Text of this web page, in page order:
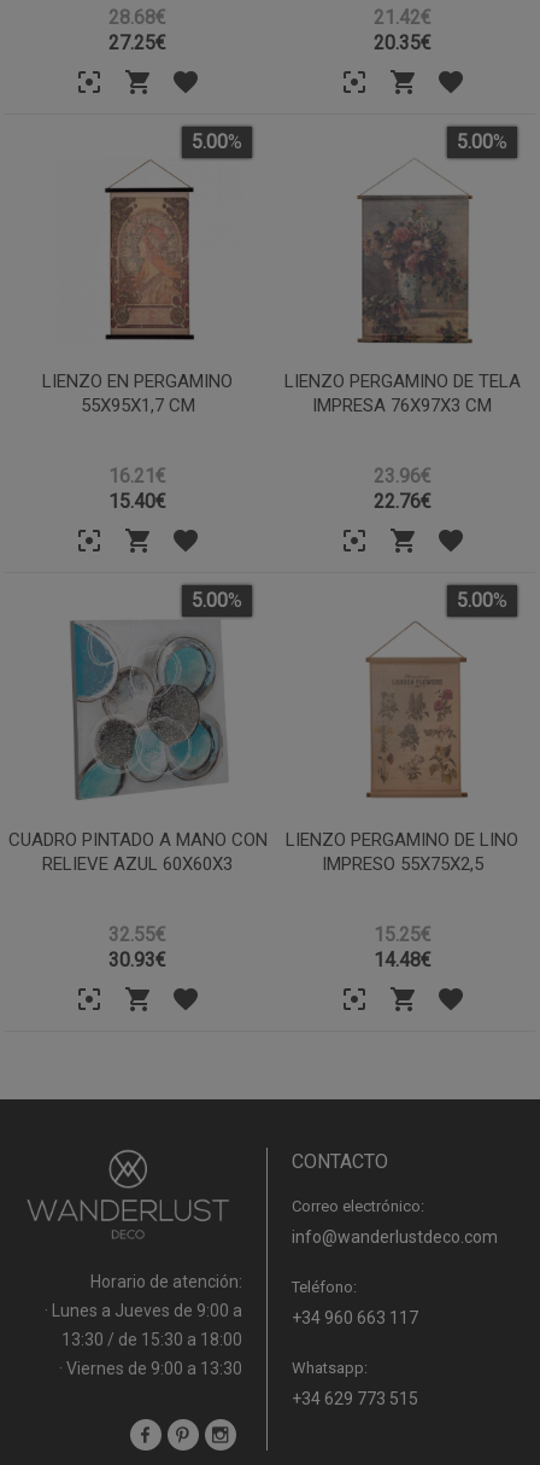
28.68€
27.25€
21.42€
20.35€
LIENZO EN PERGAMINO
55X95X1,7 CM
16.21€
5.00%
15.40€
LIENZO PERGAMINO DE TELA
IMPRESA 76X97X3 CM
23.96€
5.00%
22.76€
CUADRO PINTADO A MANO CON
RELIEVE AZUL 60X60X3
32.55€
5.00%
30.93€
LIENZO PERGAMINO DE LINO
IMPRESO 55X75X2,5
15.25€
5.00%
14.48€
Horario de atención:
· Lunes a Jueves de 9:00 a
13:30 / de 15:30 a 18:00
· Viernes de 9:00 a 13:30
CONTACTO
Correo electrónico:
info@wanderlustdeco.com
Teléfono:
+34 960 663 117
Whatsapp:
+34 629 773 515